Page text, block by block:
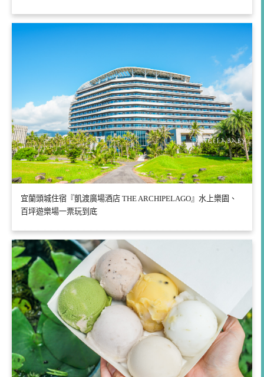
宜蘭頭城住宿『凱渡廣場酒店 THE ARCHIPELAGO』水上樂園、
百坪遊樂場一票玩到底